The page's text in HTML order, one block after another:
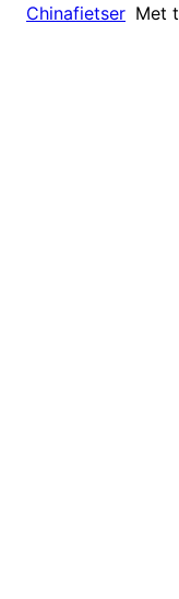
Chinafietser Met